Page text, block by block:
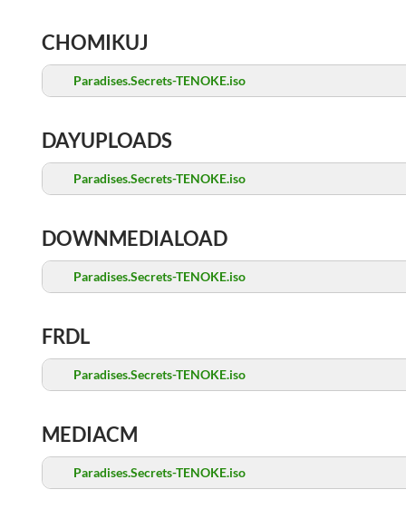
CHOMIKUJ
Paradises.Secrets-TENOKE.iso
DAYUPLOADS
Paradises.Secrets-TENOKE.iso
DOWNMEDIALOAD
Paradises.Secrets-TENOKE.iso
FRDL
Paradises.Secrets-TENOKE.iso
MEDIACM
Paradises.Secrets-TENOKE.iso